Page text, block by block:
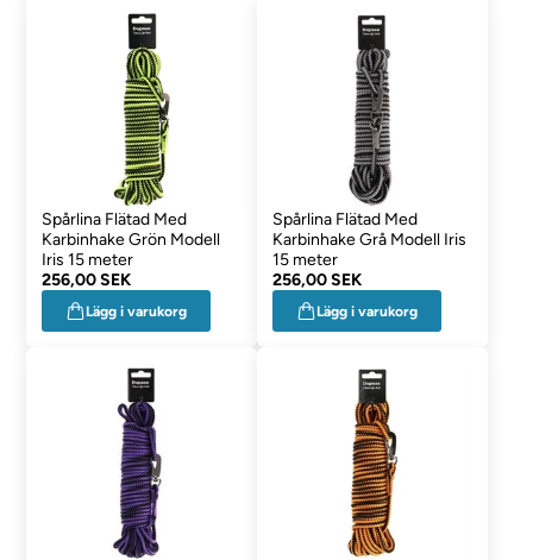
Spårlina Flätad Med
Karbinhake Grön Modell
Iris 15 meter
256,00 SEK
Lägg i varukorg
Spårlina Flätad Med
Karbinhake Grå Modell Iris
15 meter
256,00 SEK
Lägg i varukorg